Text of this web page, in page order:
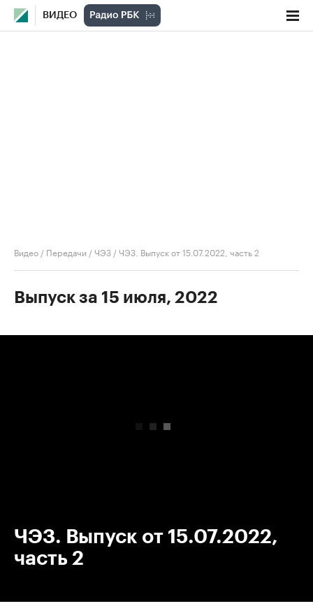
ВИДЕО
Видео / Передачи /ЧЭЗ /ЧЭЗ. Выпуск от 15.07.2022, часть 2
Выпуск за 15 июля, 2022
ЧЭЗ. Выпуск от 15.07.2022,
часть 2